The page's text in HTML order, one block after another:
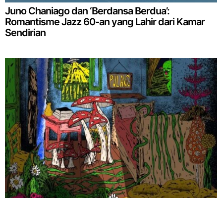
Juno Chaniago dan ‘Berdansa Berdua’:
Romantisme Jazz 60-an yang Lahir dari Kamar
Sendirian